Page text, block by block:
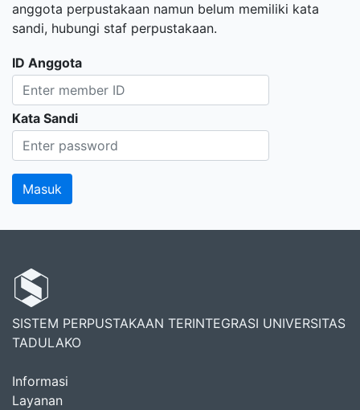
anggota perpustakaan namun belum memiliki kata
sandi, hubungi staf perpustakaan.
ID Anggota
Kata Sandi
SISTEM PERPUSTAKAAN TERINTEGRASI UNIVERSITAS
TADULAKO
Informasi
Layanan